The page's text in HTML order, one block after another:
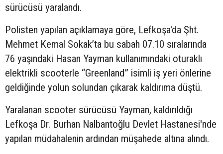
sürücüsü yaralandı.
Polisten yapılan açıklamaya göre, Lefkoşa'da Şht.
Mehmet Kemal Sokak’ta bu sabah 07.10 sıralarında
76 yaşındaki Hasan Yayman kullanımındaki oturaklı
elektrikli scooterle “Greenland” isimli iş yeri önlerine
geldiğinde yolun solundan çıkarak kaldırıma düştü.
Yaralanan scooter sürücüsü Yayman, kaldırıldığı
Lefkoşa Dr. Burhan Nalbantoğlu Devlet Hastanesi'nde
yapılan müdahalenin ardından müşahede altına alındı.